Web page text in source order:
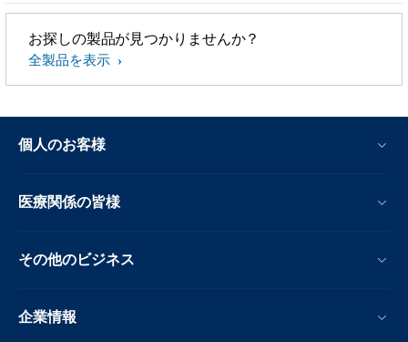
お探しの製品が見つかりませんか？
全製品を表示
個人のお客様
医療関係の皆様
その他のビジネス
企業情報